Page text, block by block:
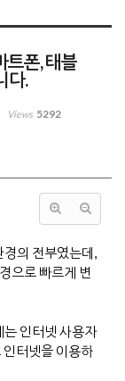
트폰, 태블
다.
Views 5292
경의 전부였는데,
으로 빠르게 변
인터넷 사용자
터넷을 이용하